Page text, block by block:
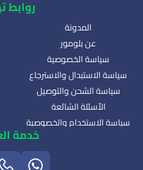
روابط
المدونة
عن بلومور
سياسة الخصوصية
سياسة الاستبدال والاسترجاع
سياسة الشحن والتوصيل
الأسئلة الشائعة
سياسة الاستخدام والخصوصية
خدمة